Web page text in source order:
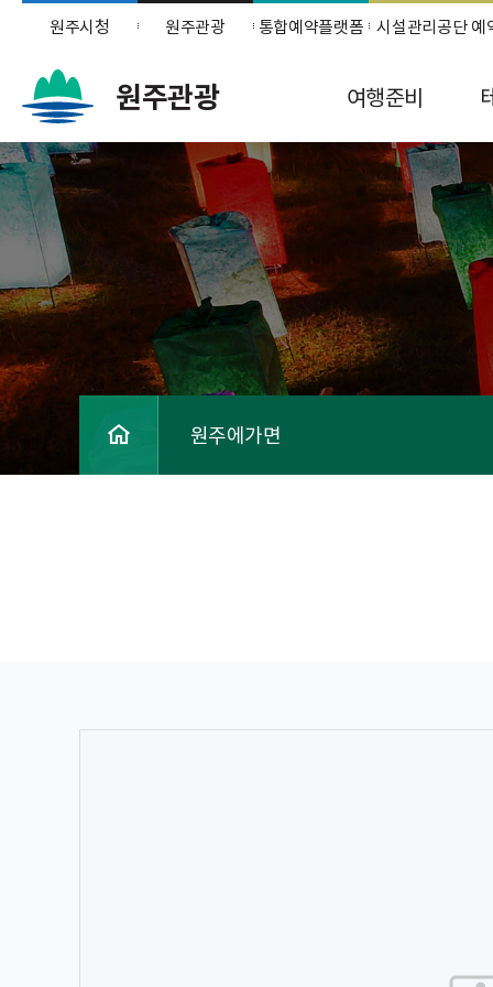
원주시청 원주관광 통합예약플랫폼 시설관리공단 예
원주관광 여행준비
원주에가면